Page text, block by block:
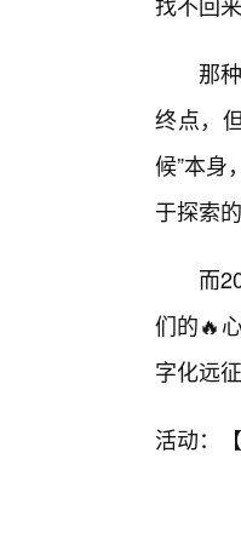
那
终点，
候”本
于探索
而
们的🔥
字化远
活动：【